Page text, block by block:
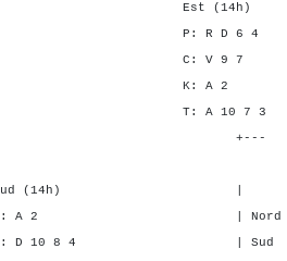
Est (14h)
5 3 P: R D
5 C: V
4 K: A
T: A 10
| SA P
Nord - -
8 4 | Sud - -